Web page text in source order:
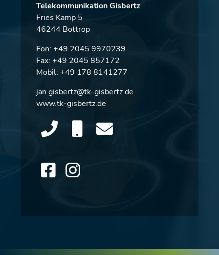
Telekommunikation Gisbertz
Fries Kamp 5
46244 Bottrop
Fon: +49 2045 9970239
Fax: +49 2045 857172
Mobil: +49 178 8141277
jan.gisbertz@tk-gisbertz.de
www.tk-gisbertz.de